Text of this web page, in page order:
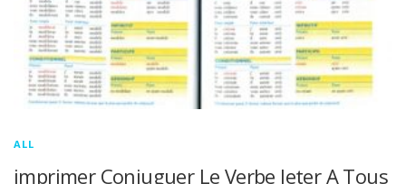
ALL
imprimer Conjuguer Le Verbe Jeter A Tous